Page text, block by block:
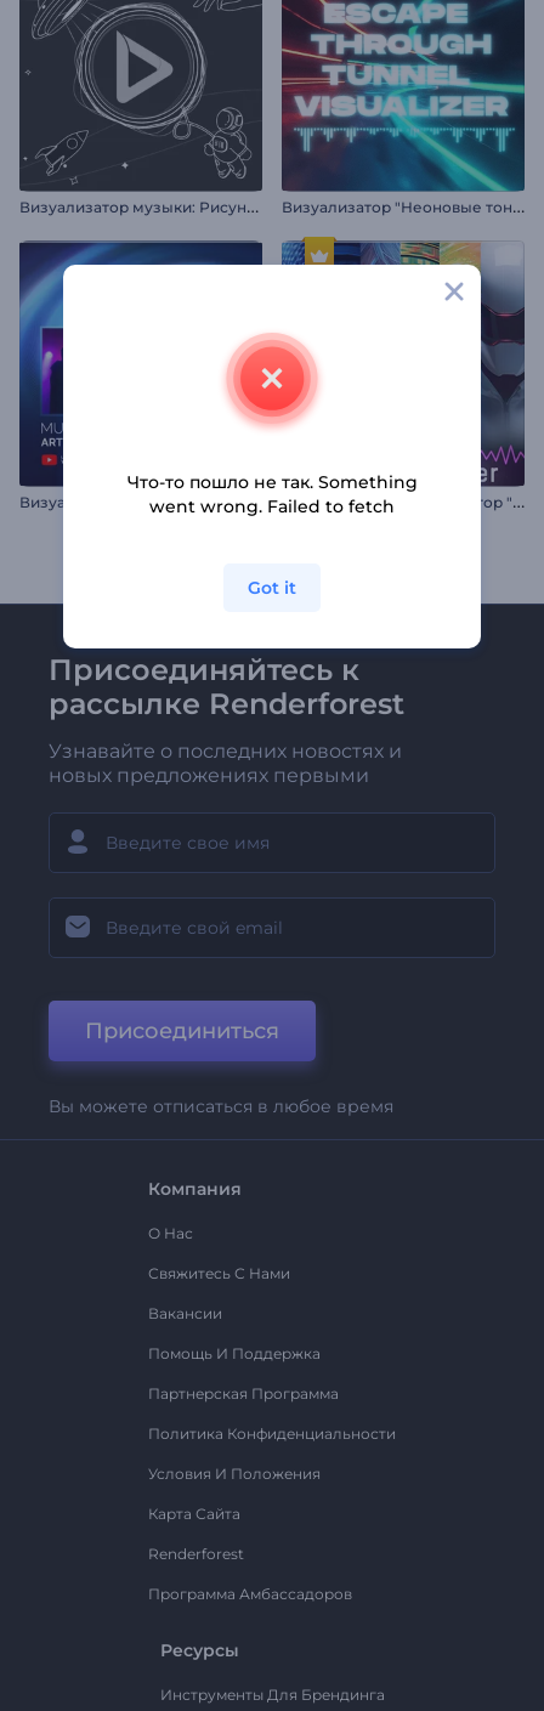
В
изуализатор музыки: Рисунки космоса В
изуализатор "Неоновые тоннели"
В
изуализатор музыки: Звуковой резонанс М
узыкальный визуализатор "Кибер Биты"
Присоединяйтесь к
рассылке Renderforest
Узнавайте о последних новостях и
новых предложениях первыми
Присоединиться
Вы можете отписаться в любое время
Компания
О Нас
Свяжитесь С Нами
Вакансии
Помощь И Поддержка
Партнерская Программа
Политика Конфиденциальности
Условия И Положения
Карта Сайта
Renderforest
Программа Амбассадоров
Ресурсы
Инструменты Для Брендинга
Что-то пошло не так. Something
went wrong. Failed to fetch
Got it